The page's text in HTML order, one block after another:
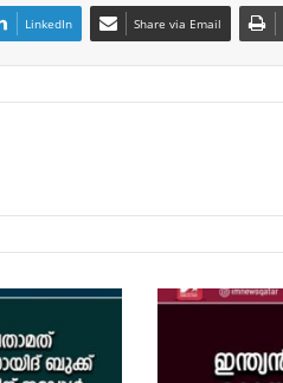
LinkedIn Share via Email